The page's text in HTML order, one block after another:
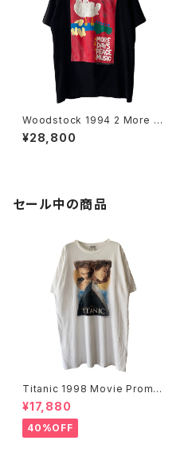
Woodstock 1994 2 More D
ays Of Peace & Music Ban
d Tee
¥28,800
セール中の商品
Titanic 1998 Movie Promo
Tee White
¥17,880
40%OFF